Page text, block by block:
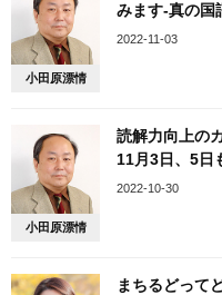
小田原漂情
みます‐真の
2022-11-03
小田原漂情
読解力向上の
11月3日、5日
2022-10-30
まちるどって